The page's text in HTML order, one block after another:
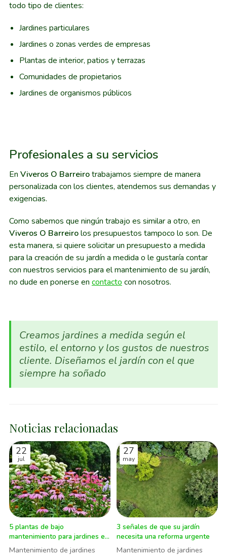
todo tipo de clientes:
Jardines particulares
Jardines o zonas verdes de empresas
Plantas de interior, patios y terrazas
Comunidades de propietarios
Jardines de organismos públicos
Profesionales a su servicios
En Viveros O Barreirotrabajamos siempre de manera
personalizada con los clientes, atendemos sus demandas y
exigencias.
Como sabemos que ningún trabajo es similar a otro, en
Viveros O Barreirolos presupuestos tampoco lo son. De
esta manera, si quiere solicitar un presupuesto a medida
para la creación de su jardín a medida o le gustaría contar
con nuestros servicios para el mantenimiento de su jardín,
no dude en ponerse en contacto con nosotros.
Creamos jardines a medida según el
estilo, el entorno y los gustos de nuestros
cliente. Diseñamos el jardín con el que
siempre ha soñado
Noticias relacionadas
22
jul
5 plantas de bajo
mantenimiento para jardines en
verano
Mantenimiento de jardines
27
may
3 señales de que su jardín
necesita una reforma urgente
Mantenimiento de jardines